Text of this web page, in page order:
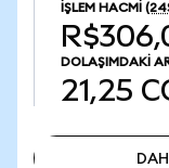
İŞLEM HACMI
DOLAŞIMDAKI
21,25